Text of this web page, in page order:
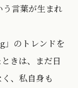
言葉が生まれ
のトレンドを
きは、まだ日
、私自身も